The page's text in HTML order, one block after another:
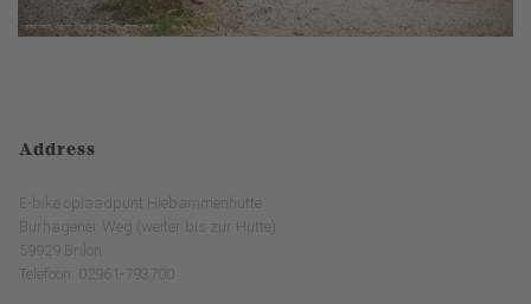
Address
E-bike oplaadpunt Hiebammenhütte
Burhagener Weg (weiter bis zur Hütte)
59929 Brilon
Telefoon: 02961-793700